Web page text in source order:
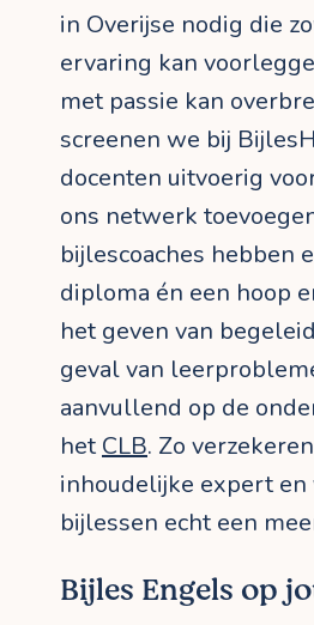
in Overijse nodig die
ervaring kan
met passie kan
screenen we bij
docenten uitvoerig
ons netwerk
bijlescoaches hebben
diploma én een hoop
het geven van
geval van
aanvullend op de
het CLB. Zo
inhoudelijke expert en
bijlessen echt een
Bijles Engels op